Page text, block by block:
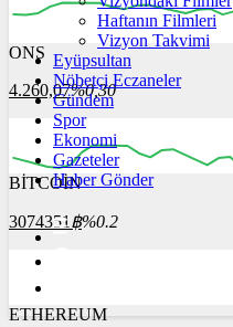
ONS
4.260,07%0,30
BİTCOİN
3074351 ฿%0.2
ETHEREUM
Haftanın Filmleri
Vizyon Takvimi
Eyüpsultan
Nöbetçi Eczaneler
Gündem
Spor
Ekonomi
Gazeteler
Haber Gönder